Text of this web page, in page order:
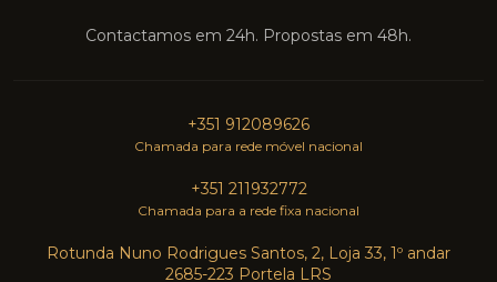
Contactamos em 24h. Propostas em 48h.
+351 912089626
Chamada para rede móvel nacional
+351 211932772
Chamada para a rede fixa nacional
Rotunda Nuno Rodrigues Santos, 2, Loja 33, 1º andar
2685-223 Portela LRS